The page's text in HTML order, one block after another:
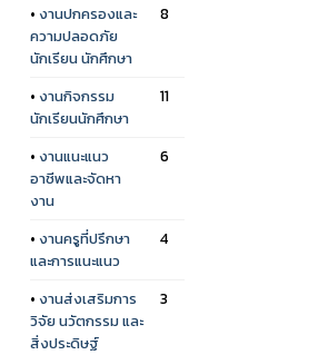
• งานปกครองและ
ความปลอดภัย
นักเรียน นักศึกษา
8
• งานกิจกรรม
นักเรียนนักศึกษา
11
• งานแนะแนว
อาชีพและจัดหา
งาน
6
• งานครูที่ปรึกษา
และการแนะแนว
4
• งานส่งเสริมการ
วิจัย นวัตกรรม และ
สิ่งประดิษฐ์
3